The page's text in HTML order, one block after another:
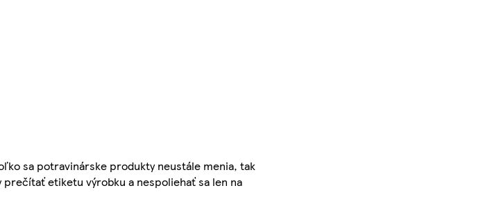
sa potravinárske produkty neustále menia, tak
prečítať etiketu výrobku a nespoliehať sa len na